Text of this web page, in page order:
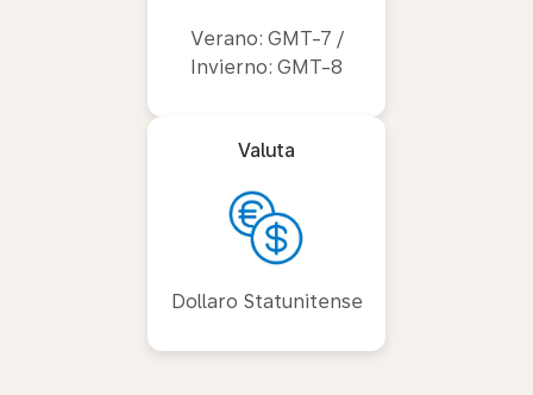
Verano: GMT-7 /
Invierno: GMT-8
Valuta
Dollaro Statunitense